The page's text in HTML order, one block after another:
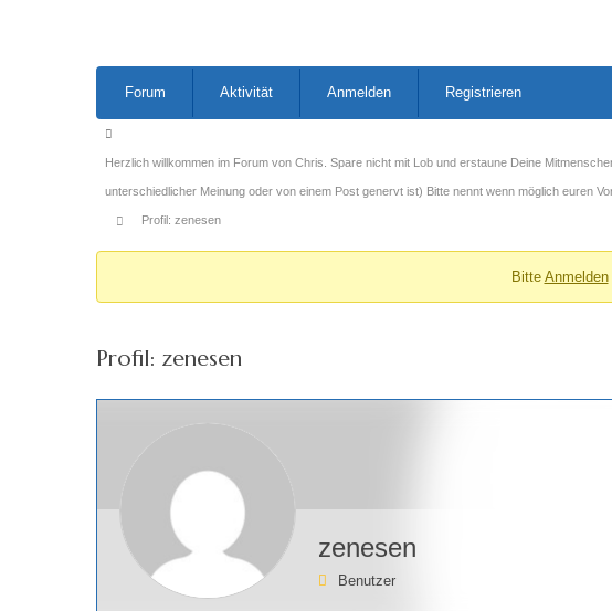
Navigation
Forum Aktivität Anmelden Registrieren
Forum-
Breadcrumbs
-
Du
Herzlich willkommen im Forum von Chris. Spare nicht mit Lob und erstaune Deine
unterschiedlicher Meinung oder von einem Post genervt ist) Bitte nennt wenn möglich euren
Profil: zenesen
Bitte Anmelden
Profil: zenesen
zenesen
Benutzer